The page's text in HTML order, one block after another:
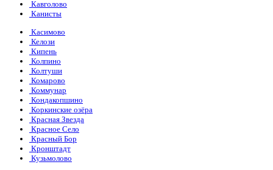
Кавголово
Канисты
Касимово
Келози
Кипень
Колпино
Колтуши
Комарово
Коммунар
Кондакопшино
Коркинские озёра
Красная Звезда
Красное Село
Красный Бор
Кронштадт
Кузьмолово